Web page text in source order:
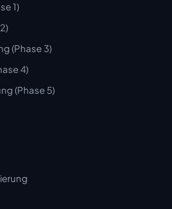
1)
(Phase 3)
4)
(Phase 5)